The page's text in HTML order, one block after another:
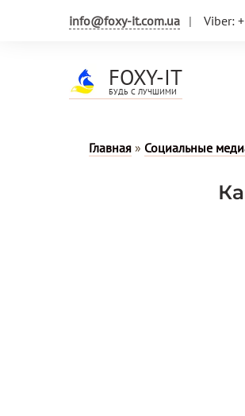
info@foxy-it.com.ua Viber:
FOXY-IT
БУДЬ С ЛУЧШИМИ
Главная » Социальные